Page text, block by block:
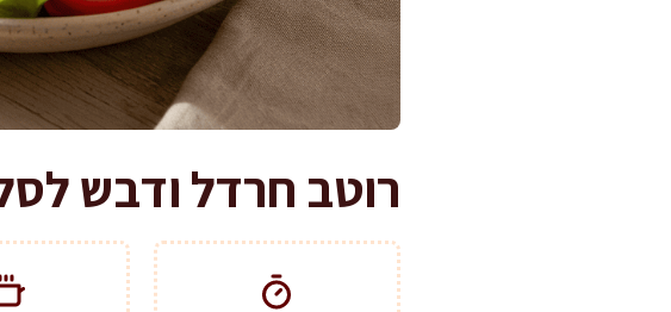
רוטב חרדל ודבש